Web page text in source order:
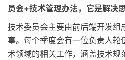
员会+技术管理办法，它是解决
技术委员会主要由前后端开发组
事。每个季度会有一位负责人轮
术领域的相关工作，涵盖技术规